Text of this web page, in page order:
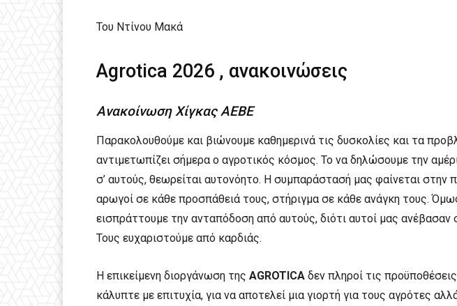
Του Ντίνου Μακά
Agrotica 2026 , ανακοινώσεις
Ανακοίνωση Χίγκας ΑΕΒΕ
Παρακολουθούμε και βιώνουμε καθημερινά τις δυσκολίες και τα
αντιμετωπίζει σήμερα ο αγροτικός κόσμος. Το να δηλώσουμε την
σ’ αυτούς, θεωρείται αυτονόητο. Η συμπαράστασή μας φαίνεται στην
αρωγοί σε κάθε προσπάθειά τους, στήριγμα σε κάθε ανάγκη τους.
εισπράττουμε την ανταπόδοση από αυτούς, διότι αυτοί μας
Τους ευχαριστούμε από καρδιάς.
Η επικείμενη διοργάνωση της AGROTICA δεν πληροί τις
κάλυπτε με επιτυχία, για να αποτελεί μια γιορτή για τους αγρότες